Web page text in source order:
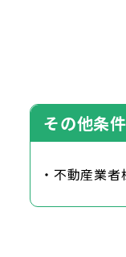
その他条件
・不動産業